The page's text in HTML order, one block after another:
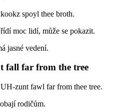
spoyl thee broth.
moc lidí, může se pokazit.
jasné vedení.
fall far from the tree
zunt fawl far from thee tree.
rodičům.